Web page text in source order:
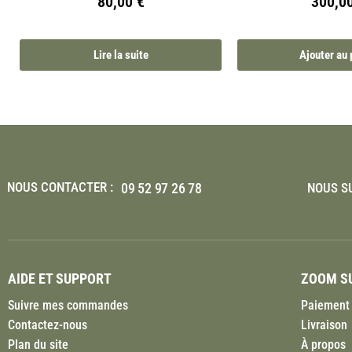
Lire la suite Ajouter au
NOUS CONTACTER : 09 52 97 26 78 NOUS
AIDE ET SUPPORT
Suivre mes commandes
Contactez-nous
Plan du site
ZOOM
Livraison
À propos